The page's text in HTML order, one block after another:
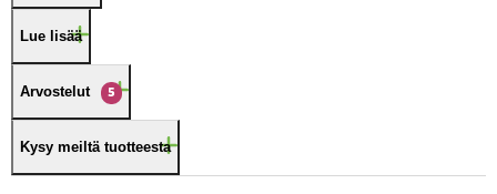
Lue lisää
Arvostelut 5
Kysy meiltä tuotteesta